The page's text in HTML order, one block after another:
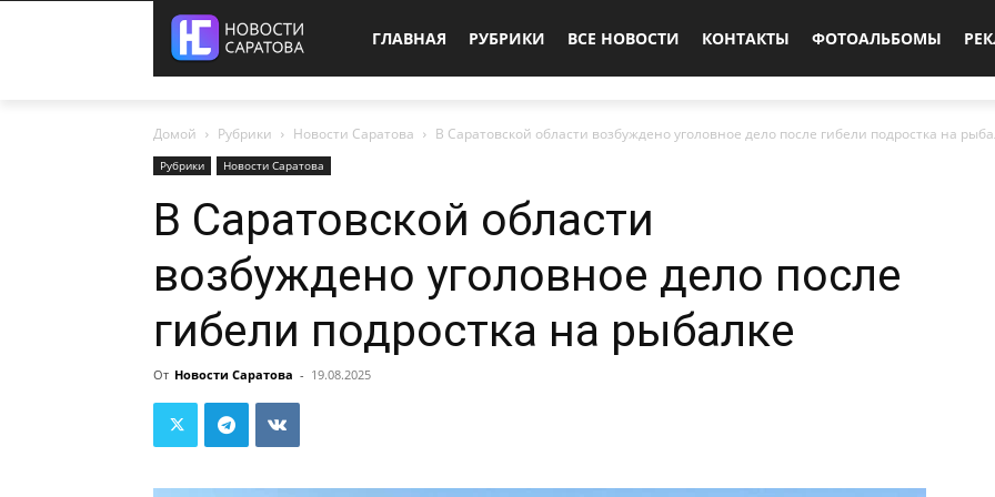
ГЛАВНАЯ РУБРИКИ ВСЕ НОВОСТИ КОНТАКТЫ ФОТОАЛЬБОМЫ
Домой Рубрики Новости Саратова В Саратовской области возбуждено уголовное дело после гибели подростка на
Рубрики Новости Саратова
В Саратовской области
возбуждено уголовное дело после
гибели подростка на рыбалке
От Новости Саратова - 19.08.2025